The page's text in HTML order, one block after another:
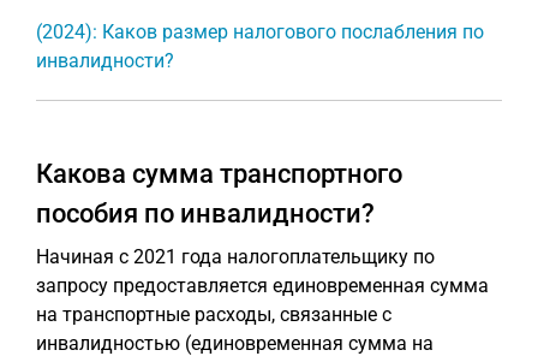
(2024): Каков размер налогового послабления по
инвалидности?
Какова сумма транспортного
пособия по инвалидности?
Начиная с 2021 года налогоплательщику по
запросу предоставляется единовременная сумма
на транспортные расходы, связанные с
инвалидностью (единовременная сумма на